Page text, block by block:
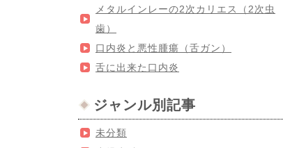
メタルインレーの2次カリエス（2次虫
歯）
口内炎と悪性腫瘍（舌ガン）
舌に出来た口内炎
ジャンル別記事
未分類